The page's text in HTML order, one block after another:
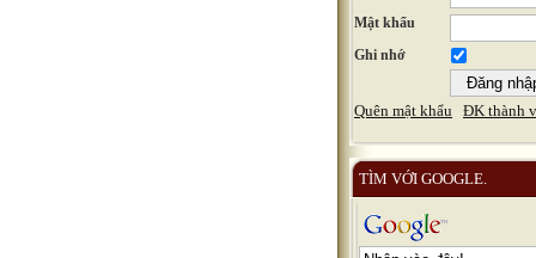
Mật khẩu
Ghi nhớ
Quên mật khẩu ĐK thành
TÌM VỚI GOOGLE.